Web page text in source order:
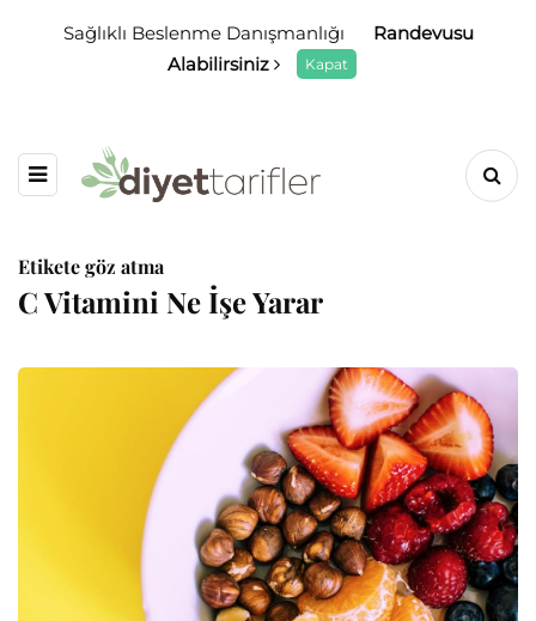
Sağlıklı Beslenme Danışmanlığı
Randevusu
Alabilirsiniz
Kapat
Etikete göz atma
C Vitamini Ne İşe Yarar